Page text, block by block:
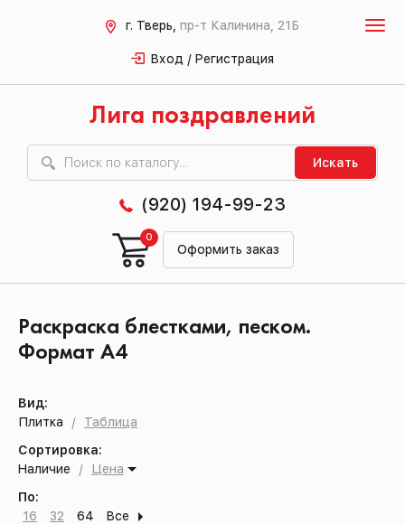
г. Тверь, пр-т Калинина, 21Б
Вход / Регистрация
Лига поздравлений
Искать
(920) 194-99-23
Оформить заказ
0
Раскраска блестками, песком.
Формат А4
Вид:
Плитка
/
Таблица
Сортировка:
Наличие
/
Цена
По:
16
32 64 Все